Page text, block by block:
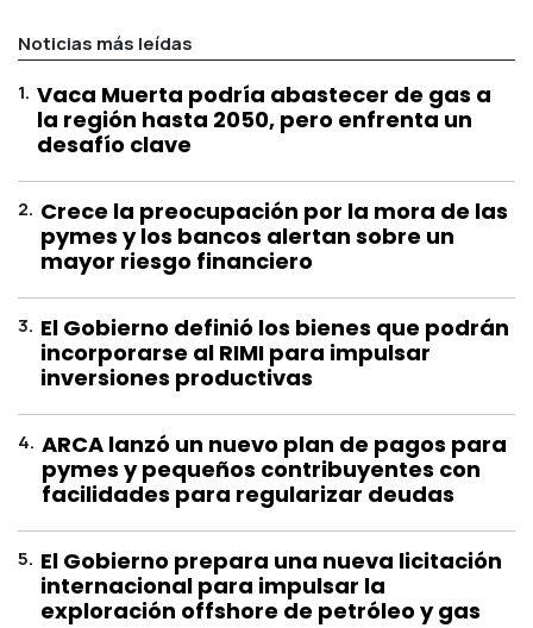
Noticias más leídas
1. Vaca Muerta podría abastecer de gas a
la región hasta 2050, pero enfrenta un
desafío clave
2. Crece la preocupación por la mora de las
pymes y los bancos alertan sobre un
mayor riesgo financiero
3. El Gobierno definió los bienes que podrán
incorporarse al RIMI para impulsar
inversiones productivas
4. ARCA lanzó un nuevo plan de pagos para
pymes y pequeños contribuyentes con
facilidades para regularizar deudas
5. El Gobierno prepara una nueva licitación
internacional para impulsar la
exploración offshore de petróleo y gas